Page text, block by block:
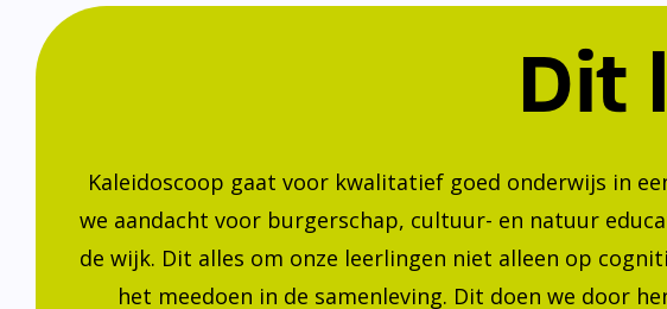
Dit
we aandacht voor burgerschap, cultuur- en natuur
de wijk. Dit alles om onze leerlingen niet alleen op
het meedoen in de samenleving. Dit doen we door